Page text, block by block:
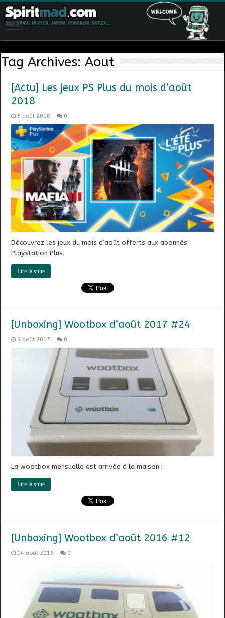
Tag Archives:Aout
[Actu] Les jeux PS Plus du mois d’août
2018
5 août 2018 0
Découvrez les jeux du mois d’août offerts aux abonnés
Playstation Plus.
Lire la suite
[Unboxing] Wootbox d’août 2017 #24
9 août 2017 0
La wootbox mensuelle est arrivée à la maison !
Lire la suite
[Unboxing] Wootbox d’août 2016 #12
14 août 2016 0